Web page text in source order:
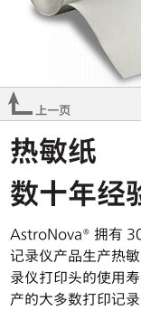
上一页
概观
数据采集系统
遥测
配件
热敏纸
数十年经
AstroNova® 拥有
记录仪产品生产热
录仪打印头的使用
产的大多数打印记录